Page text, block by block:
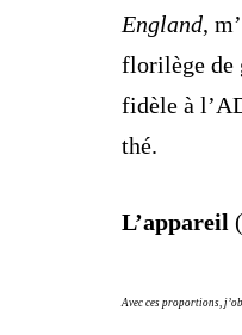
England,
florilège de
fidèle à
thé.
L’appareil
Avec ces proportions,